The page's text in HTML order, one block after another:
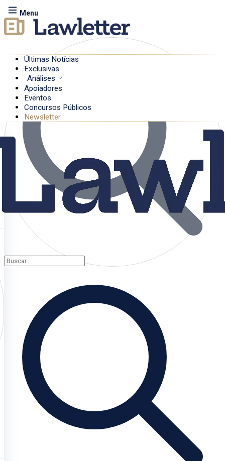
Menu
Últimas Notícias
Exclusivas
Análises
Apoiadores
Eventos
Concursos Públicos
Newsletter